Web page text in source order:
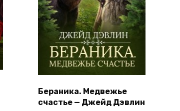
Бераника. Медвежье
счастье — Джейд Дэвлин